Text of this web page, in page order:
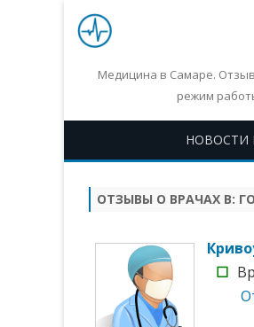
Медицина в Самаре.
режим
ОТЗЫВЫ О ВРАЧАХ В:
☐